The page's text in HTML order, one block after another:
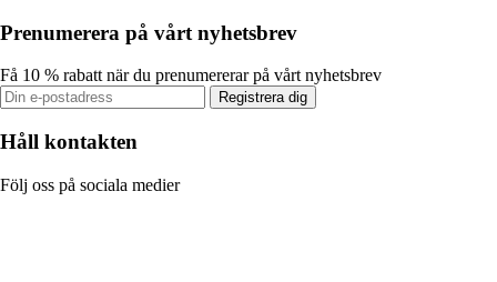
Prenumerera på vårt nyhetsbrev
Få 10 % rabatt när du prenumererar på vårt nyhetsbrev
Registrera dig
Håll kontakten
Följ oss på sociala medier